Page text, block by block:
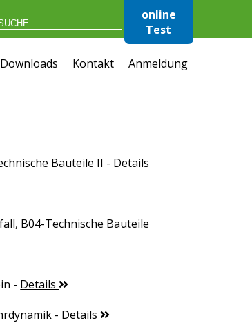
online
Test
Downloads Kontakt Anmeldung
Bauteile II - Details
B04-Technische Bauteile
- Details
- Details